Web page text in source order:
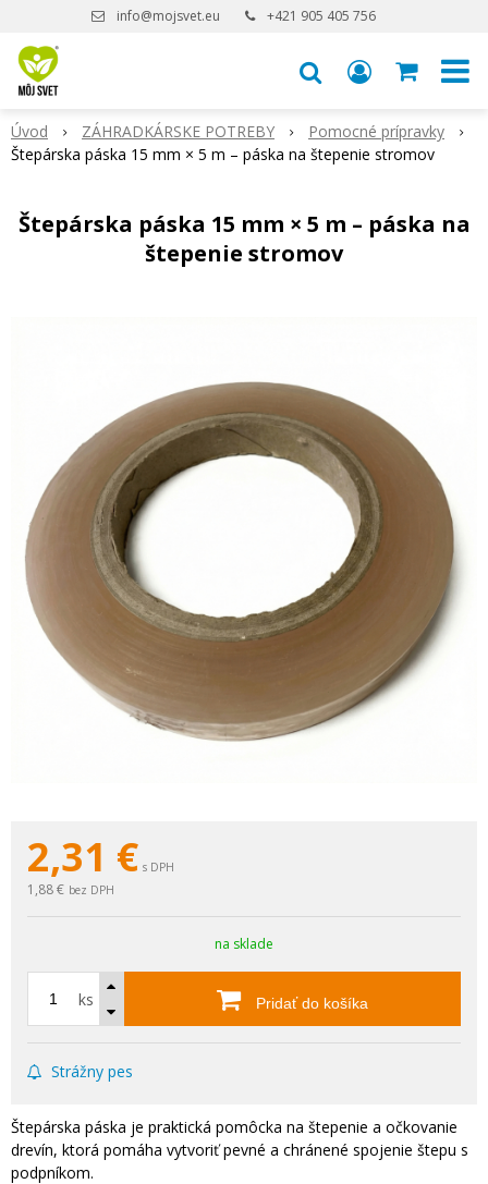
info@mojsvet.eu +421 905 405 756
Úvod ZÁHRADKÁRSKE POTREBY
Pomocné prípravky
Štepárska páska 15 mm × 5 m – páska na štepenie stromov
Štepárska páska 15 mm × 5 m – páska na
štepenie stromov
2,31 € s DPH
1,88 € bez DPH
na sklade
ks Pridať do košíka
Strážny pes
Štepárska páska je praktická pomôcka na štepenie a očkovanie
drevín, ktorá pomáha vytvoriť pevné a chránené spojenie štepu s
podpníkom.